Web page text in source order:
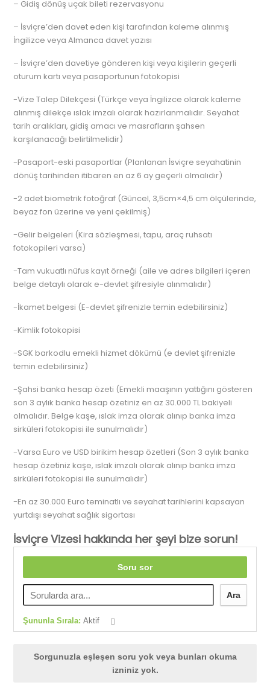
– Gidiş dönüş uçak bileti rezervasyonu
– İsviçre’den davet eden kişi tarafından kaleme alınmış
İngilizce veya Almanca davet yazısı
– İsviçre’den davetiye gönderen kişi veya kişilerin geçerli
oturum kartı veya pasaportunun fotokopisi
-Vize Talep Dilekçesi (Türkçe veya İngilizce olarak kaleme
alınmış dilekçe ıslak imzalı olarak hazırlanmalıdır. Seyahat
tarih aralıkları, gidiş amacı ve masrafların şahsen
karşılanacağı belirtilmelidir)
-Pasaport-eski pasaportlar (Planlanan İsviçre seyahatinin
dönüş tarihinden itibaren en az 6 ay geçerli olmalıdır)
-2 adet biometrik fotoğraf (Güncel, 3,5cm×4,5 cm ölçülerinde,
beyaz fon üzerine ve yeni çekilmiş)
-Gelir belgeleri (Kira sözleşmesi, tapu, araç ruhsatı
fotokopileri varsa)
-Tam vukuatlı nüfus kayıt örneği (aile ve adres bilgileri içeren
belge detaylı olarak e-devlet şifresiyle alınmalıdır)
-İkamet belgesi (E-devlet şifrenizle temin edebilirsiniz)
-Kimlik fotokopisi
-SGK barkodlu emekli hizmet dökümü (e devlet şifrenizle
temin edebilirsiniz)
-Şahsi banka hesap özeti (Emekli maaşının yattığını gösteren
son 3 aylık banka hesap özetiniz en az 30.000 TL bakiyeli
olmalıdır. Belge kaşe, ıslak imza olarak alınıp banka imza
sirküleri fotokopisi ile sunulmalıdır)
-Varsa Euro ve USD birikim hesap özetleri (Son 3 aylık banka
hesap özetiniz kaşe, ıslak imzalı olarak alınıp banka imza
sirküleri fotokopisi ile sunulmalıdır)
-En az 30.000 Euro teminatlı ve seyahat tarihlerini kapsayan
yurtdışı seyahat sağlık sigortası
İsviçre Vizesi hakkında her şeyi bize sorun!
Soru sor
Ara
Şununla Sırala:Aktif
Sorgunuzla eşleşen soru yok veya bunları okuma
izniniz yok.